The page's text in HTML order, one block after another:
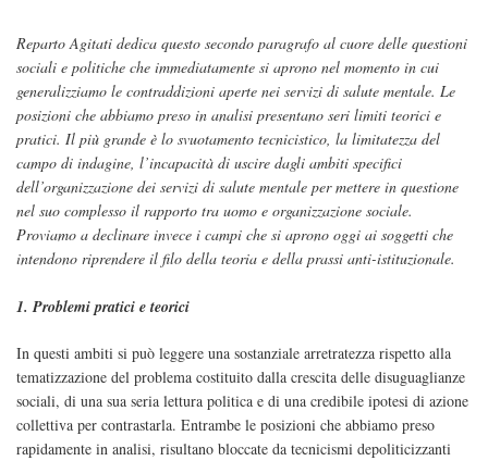
Reparto Agitati dedica questo secondo paragrafo al cuore delle questioni
sociali e politiche che immediatamente si aprono nel momento in cui
generalizziamo le contraddizioni aperte nei servizi di salute mentale. Le
posizioni che abbiamo preso in analisi presentano seri limiti teorici e
pratici. Il più grande è lo svuotamento tecnicistico, la limitatezza del
campo di indagine, l’incapacità di uscire dagli ambiti specifici
dell’organizzazione dei servizi di salute mentale per mettere in questione
nel suo complesso il rapporto tra uomo e organizzazione sociale.
Proviamo a declinare invece i campi che si aprono oggi ai soggetti che
intendono riprendere il filo della teoria e della prassi anti-istituzionale.
1. Problemi pratici e teorici
In questi ambiti si può leggere una sostanziale arretratezza rispetto alla
tematizzazione del problema costituito dalla crescita delle disuguaglianze
sociali, di una sua seria lettura politica e di una credibile ipotesi di azione
collettiva per contrastarla. Entrambe le posizioni che abbiamo preso
rapidamente in analisi, risultano bloccate da tecnicismi depoliticizzanti